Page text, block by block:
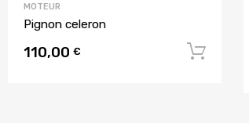
Ajouter au panier
MOTEUR
Pignon celeron
110,00 €